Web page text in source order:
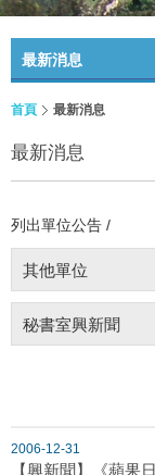
最新消息
首頁 最新消息
最新消息
列出單位公告 /
其他單位
秘書室興新聞
2006-12-31
【興新聞】《蘋果